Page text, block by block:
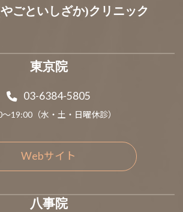
ごといしざか)クリニック
東京院
03-6384-5805
19:00（水・土・日曜休診）
Webサイト
八事院